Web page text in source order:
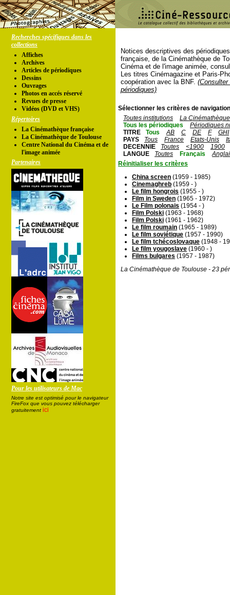
Recherches spécifiques dans les
collections
Affiches
Archives
Articles de périodiques
Dessins
Ouvrages
Photos en accés réservé
Revues de presse
Vidéos (DVD et VHS)
Répertoires
La Cinémathèque française
La Cinémathèque de Toulouse
Centre National du Cinéma et de
l'image animée
Partenaires
Pour les utilisateurs de Mac
Notre site est optimisé pour le navigateur
FireFox que vous pouvez télécharger
gratuitement ici
Notices descriptives des
française, de la Cinémathèque de
Cinéma et de l'image animée,
Les titres Cinémagazine et Paris-
coopération avec la BNF.
périodiques)
Sélectionner les critères de
Toutes institutions
La
Tous les périodiques
Périodiques
TITRE
Tous AB C DE F
GHI
PAYS
Tous France Etats-Unis
DECENNIE
Toutes <1900
1900
LANGUE
Toutes Français
Réinitialiser les critères
China screen (1959 - 1985)
Cinemaghreb (1959 - )
Le film hongrois (1955 - )
Film in Sweden (1965 - 1972)
Le Film polonais (1954 - )
Film Polski (1963 - 1968)
Film Polski (1961 - 1962)
Le film roumain (1965 - 1989)
Le film soviétique (1957 - 1990)
Le film tchécoslovaque (1948 -
Le film yougoslave (1960 - )
Films bulgares (1957 - 1987)
La Cinémathèque de Toulouse - 23